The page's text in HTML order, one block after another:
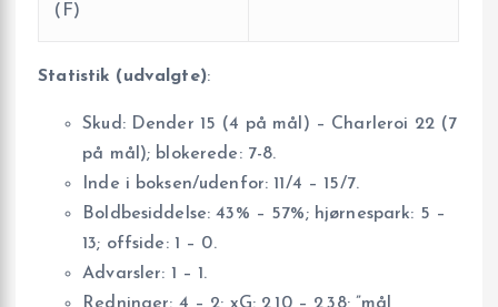
(F)
Statistik (udvalgte):
Skud: Dender 15 (4 på mål) – Charleroi 22 (7
på mål); blokerede: 7-8.
Inde i boksen/udenfor: 11/4 – 15/7.
Boldbesiddelse: 43% – 57%; hjørnespark: 5 –
13; offside: 1 – 0.
Advarsler: 1 – 1.
Redninger: 4 – 2; xG: 2,10 – 2,38; ”mål